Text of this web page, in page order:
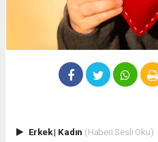
Erkek| Kadın (Haberi Sesli Oku)